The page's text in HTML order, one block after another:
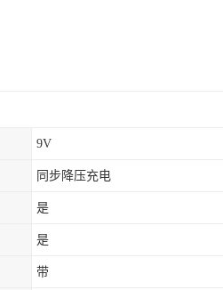
9V
同步降压充电
是
是
带